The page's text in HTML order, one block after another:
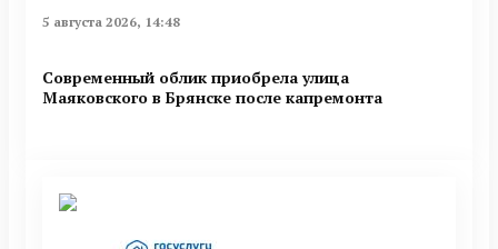
5 августа 2026, 14:48
Современный облик приобрела улица
Маяковского в Брянске после капремонта